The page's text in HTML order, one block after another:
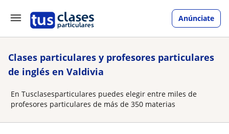
Anúnciate
Clases particulares y profesores particulares
de inglés en Valdivia
En Tusclasesparticulares puedes elegir entre miles de
profesores particulares de más de 350 materias